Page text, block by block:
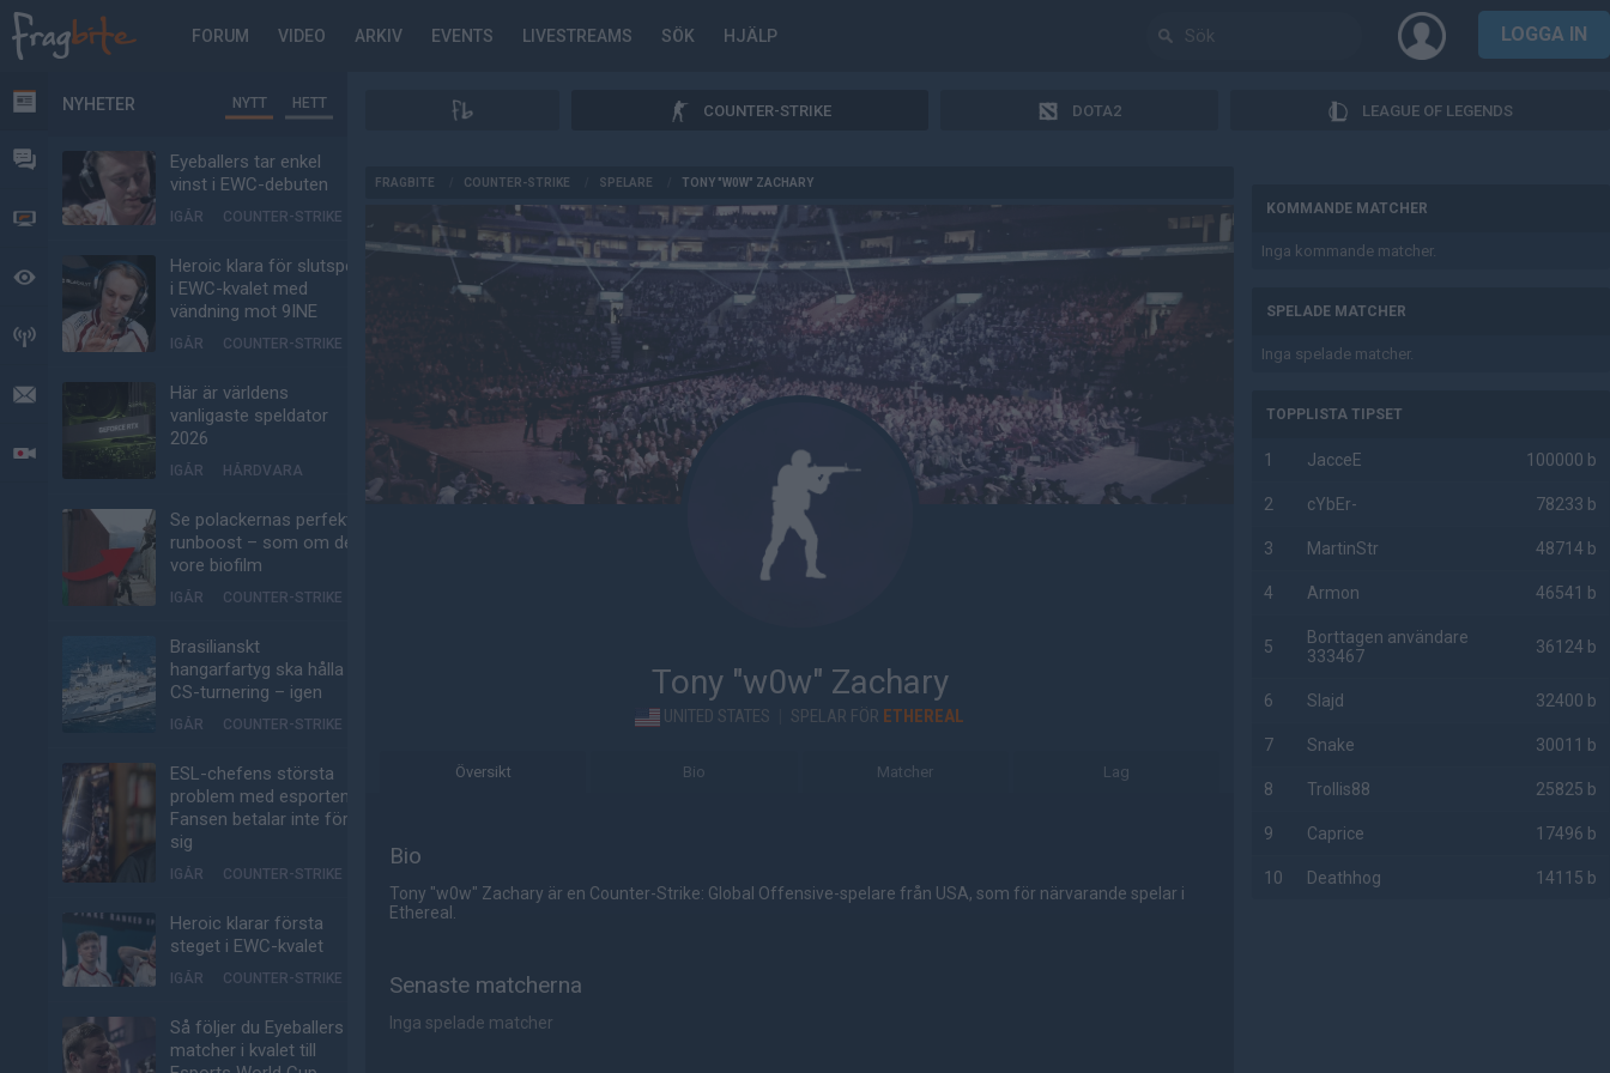
FORUM VIDEO ARKIV EVENTS LIVESTREAMS SÖK HJÄLP LOGGA IN
NYHETER
FORUM
VIDEO
BEVAKAT
HÄNDELSER
LIVESÄNDNINGAR
NYHETER NYTT HETT
Eyeballers tar enkel
vinst i EWC-debuten
IGÅR COUNTER-STRIKE
Heroic klara för slutspel
i EWC-kvalet med
vändning mot 9INE
IGÅR COUNTER-STRIKE
Här är världens
vanligaste speldator
2026
IGÅR HÅRDVARA
Se polackernas perfekta
runboost – som om det
vore biofilm
IGÅR COUNTER-STRIKE
Brasilianskt
hangarfartyg ska hålla
CS-turnering – igen
IGÅR COUNTER-STRIKE
ESL-chefens största
problem med esporten:
Fansen betalar inte för
sig
IGÅR COUNTER-STRIKE
Heroic klarar första
steget i EWC-kvalet
IGÅR COUNTER-STRIKE
Så följer du Eyeballers
matcher i kvalet till
COUNTER-STRIKE DOTA2 LEAGUE OF LEGENDS
FRAGBITE COUNTER-STRIKE SPELARE TONY "W0W" ZACHARY
Tony "w0w" Zachary
UNITED STATES SPELAR FÖR ETHEREAL
Översikt Bio Matcher Lag
Bio
Tony "w0w" Zachary är en Counter-Strike: Global Offensive-spelare från USA, som för närvarande spelar i
Ethereal.
Senaste matcherna
Inga spelade matcher
KOMMANDE MATCHER
Inga kommande matcher.
SPELADE MATCHER
Inga spelade matcher.
TOPPLISTA TIPSET
1 JacceE 100000 b
2 cYbEr- 78233 b
3 MartinStr 48714 b
4 Armon 46541 b
5
Borttagen användare
333467
36124 b
6 Slajd 32400 b
7 Snake 30011 b
8 Trollis88 25825 b
9 Caprice 17496 b
10 Deathhog 14115 b